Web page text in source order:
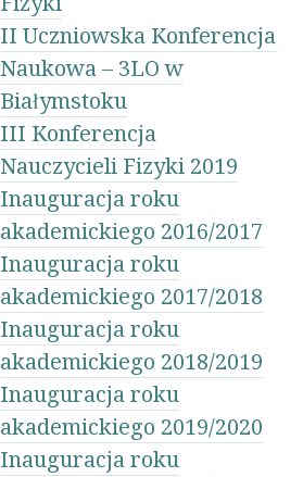
II Uczniowska Konferencja
Naukowa – 3LO w
Białymstoku
III Konferencja
Nauczycieli Fizyki 2019
Inauguracja roku
akademickiego 2016/2017
Inauguracja roku
akademickiego 2017/2018
Inauguracja roku
akademickiego 2018/2019
Inauguracja roku
akademickiego 2019/2020
Inauguracja roku